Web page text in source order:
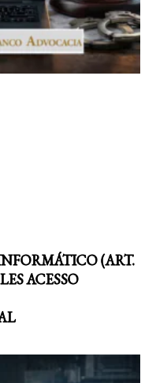
(ART.
ACESSO